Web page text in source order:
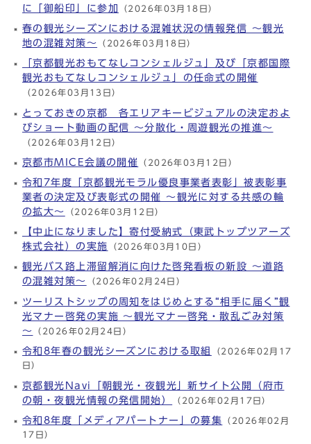
に「御船印」に参加
（2026年03月18日）
春の観光シーズンにおける混雑状況の情報発信 ～観光
地の混雑対策～
（2026年03月18日）
「京都観光おもてなしコンシェルジュ」及び「京都国際
観光おもてなしコンシェルジュ」の任命式の開催
（2026年03月13日）
とっておきの京都 各エリアキービジュアルの決定およ
びショート動画の配信 ～分散化・周遊観光の推進～
（2026年03月12日）
京都市MICE会議の開催 （2026年03月12日）
令和7年度「京都観光モラル優良事業者表彰」被表彰事
業者の決定及び表彰式の開催 ～観光に対する共感の輪
の拡大～
（2026年03月12日）
【中止になりました】寄付受納式（東武トップツアーズ
株式会社）の実施
（2026年03月10日）
観光バス路上滞留解消に向けた啓発看板の新設 ～道路
の混雑対策～
（2026年02月24日）
ツーリストシップの周知をはじめとする“相手に届く”観
光マナー啓発の実施 ～観光マナー啓発・散乱ごみ対策
～
（2026年02月24日）
令和8年春の観光シーズンにおける取組 （2026年02月17
日）
京都観光Navi「朝観光・夜観光」新サイト公開（府市
の朝・夜観光情報の発信開始）
（2026年02月17日）
令和8年度「メディアパートナー」の募集 （2026年02月
17日）